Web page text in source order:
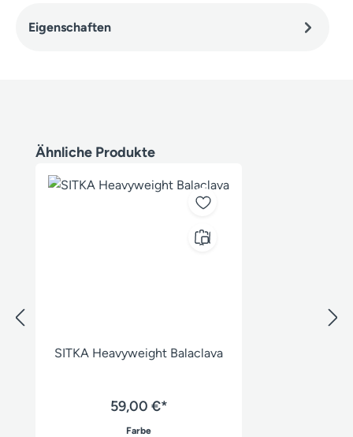
Eigenschaften
Produktgalerie überspringen
Ähnliche Produkte
SITKA Heavyweight Balaclava
59,00 €*
Farbeauswählen